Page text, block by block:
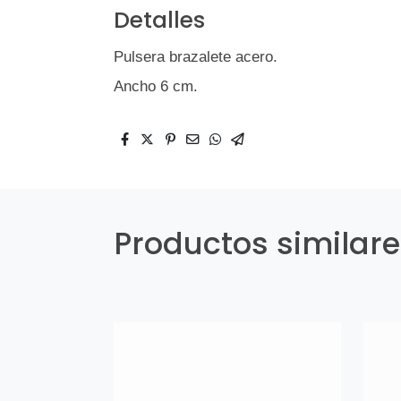
Detalles
Pulsera brazalete acero.
Ancho 6 cm.
Productos